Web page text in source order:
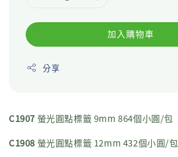
加入購物車
分享
C1907 螢光圓點標籤 9mm 864個小圓/包
C1908 螢光圓點標籤 12mm 432個小圓/包